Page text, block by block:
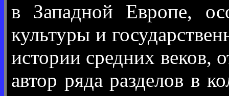
в Западной Европе,
культуры и
истории средних веков,
автор ряда разделов в